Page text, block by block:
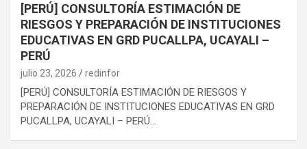
[PERÚ] CONSULTORÍA ESTIMACIÓN DE
RIESGOS Y PREPARACIÓN DE INSTITUCIONES
EDUCATIVAS EN GRD PUCALLPA, UCAYALI –
PERÚ
julio 23, 2026 redinfor
[PERÚ] CONSULTORÍA ESTIMACIÓN DE RIESGOS Y
PREPARACIÓN DE INSTITUCIONES EDUCATIVAS EN GRD
PUCALLPA, UCAYALI – PERÚ…